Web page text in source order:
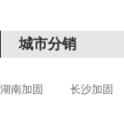
城市分销
湖南加固 长沙加固